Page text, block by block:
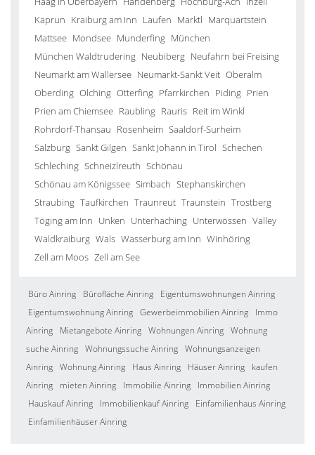
Kaprun Kraiburg am Inn Laufen Marktl Marquartstein
Mattsee Mondsee Munderfing München
München Waldtrudering Neubiberg Neufahrn bei Freising
Neumarkt am Wallersee Neumarkt-Sankt Veit Oberalm
Oberding Olching Otterfing Pfarrkirchen Piding Prien
Prien am Chiemsee Raubling Rauris Reit im Winkl
Rohrdorf-Thansau Rosenheim Saaldorf-Surheim
Salzburg Sankt Gilgen Sankt Johann in Tirol Schechen
Schleching Schneizlreuth Schönau
Schönau am Königssee Simbach Stephanskirchen
Straubing Taufkirchen Traunreut Traunstein Trostberg
Töging am Inn Unken Unterhaching Unterwössen Valley
Waldkraiburg Wals Wasserburg am Inn Winhöring
Zell am Moos Zell am See
Büro Ainring Bürofläche Ainring
Eigentumswohnungen Ainring
Eigentumswohnung Ainring Gewerbeimmobilien Ainring
Immo
Ainring
Mietangebote Ainring Wohnungen Ainring Wohnung
suche Ainring Wohnungssuche Ainring Wohnungsanzeigen
Ainring Wohnung Ainring Haus Ainring Häuser Ainring
kaufen
Ainring
mieten Ainring Immobilie Ainring
Immobilien Ainring
Hauskauf Ainring
Immobilienkauf Ainring
Einfamilienhaus Ainring
Einfamilienhäuser Ainring